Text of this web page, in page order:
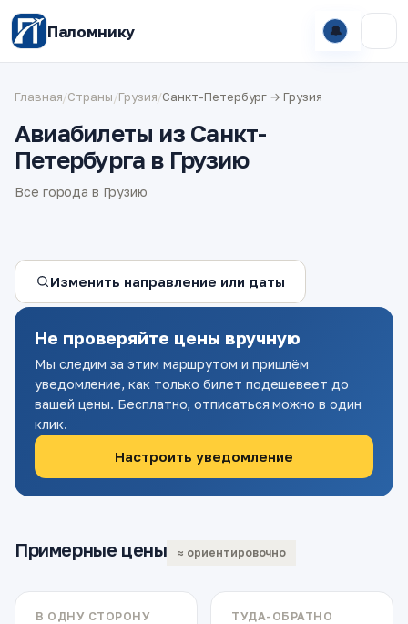
Паломнику 🔔
Главная/Страны/Грузия/Санкт-Петербург → Грузия
Авиабилеты из Санкт-
Петербурга в Грузию
Все города в Грузию
Изменить направление или даты
Не проверяйте цены вручную
Мы следим за этим маршрутом и пришлём
уведомление, как только билет подешевеет до
вашей цены. Бесплатно, отписаться можно в один
клик.
Настроить уведомление
Примерные цены ≈ ориентировочно
В ОДНУ СТОРОНУ ТУДА-ОБРАТНО